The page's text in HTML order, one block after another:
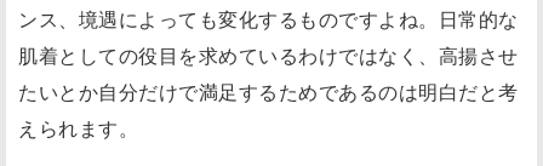
ンス、境遇によっても変化するものですよね。日常的な
肌着としての役目を求めているわけではなく、高揚させ
たいとか自分だけで満足するためであるのは明白だと考
えられます。